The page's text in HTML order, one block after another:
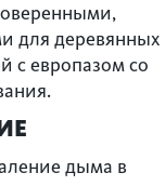
для деревянных
европазом со
дыма в